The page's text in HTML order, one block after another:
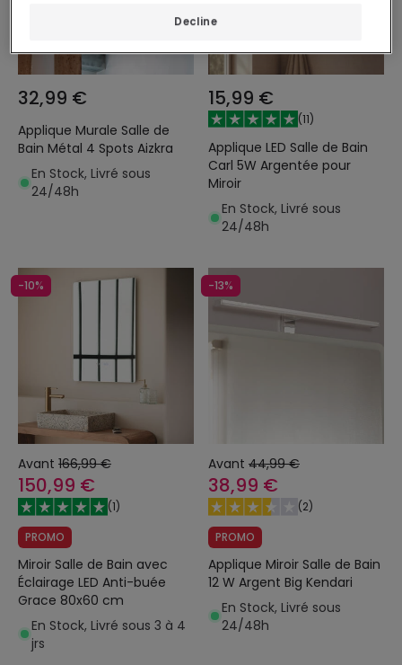
32,99 €
Applique Murale Salle de
Bain Métal 4 Spots Aizkra
En Stock, Livré sous
24/48h
15,99 €
(11)
Applique LED Salle de Bain
Carl 5W Argentée pour
Miroir
En Stock, Livré sous
24/48h
-10%
Avant 166,99 €
150,99 €
(1)
PROMO
Miroir Salle de Bain avec
Éclairage LED Anti-buée
Grace 80x60 cm
En Stock, Livré sous 3 à 4
jrs
-13%
Avant 44,99 €
38,99 €
(2)
PROMO
Applique Miroir Salle de Bain
12 W Argent Big Kendari
En Stock, Livré sous
24/48h
Decline